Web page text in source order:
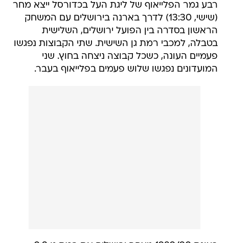
רבע גמר הפלייאוף של ליגת העל בכדורסל ייצא מחר
(שישי, 13:30) לדרך בארנה בירושלים עם המשחק
הראשון בסדרה בין הפועל ירושלים, השלישית
בטבלה, למכבי רמת גן השישית. שתי הקבוצות נפגשו
פעמיים העונה, כשכל קבוצה ניצחה בחוץ. שני
המועדונים נפגשו שלוש פעמים בפלייאוף בעבר.